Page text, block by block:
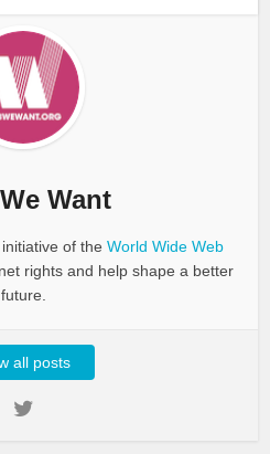
Want
of the World Wide Web
rights and help shape a better
future.
all posts